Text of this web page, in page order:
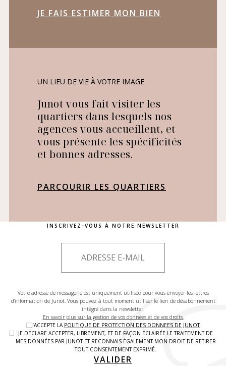
JE FAIS ESTIMER MON BIEN
UN LIEU DE VIE À VOTRE IMAGE
Junot vous fait visiter les
quartiers dans lesquels nos
agences vous accueillent, et
vous présente les spécificités
et bonnes adresses.
PARCOURIR LES QUARTIERS
INSCRIVEZ-VOUS À NOTRE NEWSLETTER
Votre adresse de messagerie est uniquement utilisée pour vous envoyer les lettres
d'information de Junot. Vous pouvez à tout moment utiliser le lien de désabonnement
intégré dans la newsletter.
En savoir plus sur la gestion de vos données et de vos droits.
J’ACCEPTE LA POLITIQUE DE PROTECTION DES DONNEES DE JUNOT
JE DÉCLARE ACCEPTER, LIBREMENT, ET DE FAÇON ÉCLAIRÉE LE TRAITEMENT DE
MES DONNÉES PAR JUNOT ET RECONNAIS ÉGALEMENT MON DROIT DE RETIRER
TOUT CONSENTEMENT EXPRIMÉ.
VALIDER